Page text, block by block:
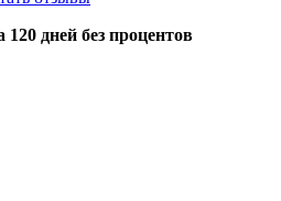
дней без процентов